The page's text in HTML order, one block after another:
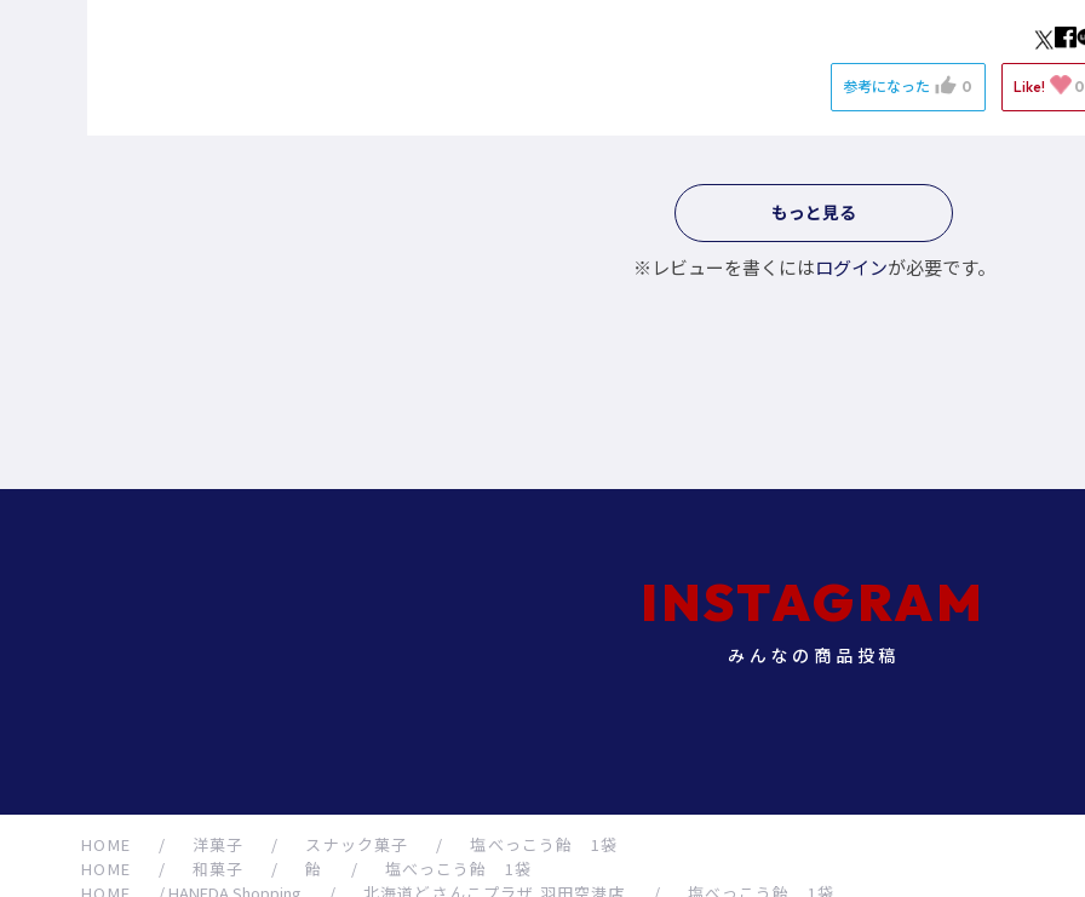
HOME / 洋菓子 / スナック菓子 /
塩べっこう飴 1袋
HOME
/ 和菓子 / 飴 /
塩べっこう飴 1袋
参考になった 0 Like! 0
もっと見る
※レビューを書くにはログインが必要です。
INSTAGRAM
みんなの商品投稿